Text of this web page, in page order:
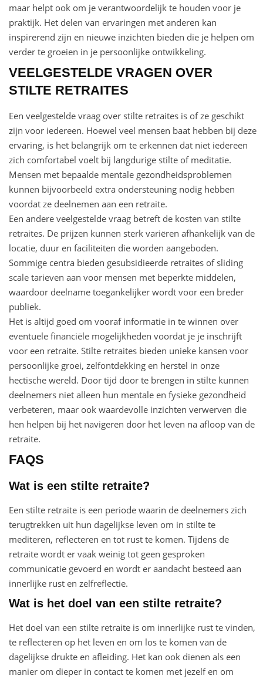
maar helpt ook om je verantwoordelijk te houden voor je
praktijk. Het delen van ervaringen met anderen kan
inspirerend zijn en nieuwe inzichten bieden die je helpen om
verder te groeien in je persoonlijke ontwikkeling.
VEELGESTELDE VRAGEN OVER
STILTE RETRAITES
Een veelgestelde vraag over stilte retraites is of ze geschikt
zijn voor iedereen. Hoewel veel mensen baat hebben bij deze
ervaring, is het belangrijk om te erkennen dat niet iedereen
zich comfortabel voelt bij langdurige stilte of meditatie.
Mensen met bepaalde mentale gezondheidsproblemen
kunnen bijvoorbeeld extra ondersteuning nodig hebben
voordat ze deelnemen aan een retraite.
Een andere veelgestelde vraag betreft de kosten van stilte
retraites. De prijzen kunnen sterk variëren afhankelijk van de
locatie, duur en faciliteiten die worden aangeboden.
Sommige centra bieden gesubsidieerde retraites of sliding
scale tarieven aan voor mensen met beperkte middelen,
waardoor deelname toegankelijker wordt voor een breder
publiek.
Het is altijd goed om vooraf informatie in te winnen over
eventuele financiële mogelijkheden voordat je je inschrijft
voor een retraite. Stilte retraites bieden unieke kansen voor
persoonlijke groei, zelfontdekking en herstel in onze
hectische wereld. Door tijd door te brengen in stilte kunnen
deelnemers niet alleen hun mentale en fysieke gezondheid
verbeteren, maar ook waardevolle inzichten verwerven die
hen helpen bij het navigeren door het leven na afloop van de
retraite.
FAQS
Wat is een stilte retraite?
Een stilte retraite is een periode waarin de deelnemers zich
terugtrekken uit hun dagelijkse leven om in stilte te
mediteren, reflecteren en tot rust te komen. Tijdens de
retraite wordt er vaak weinig tot geen gesproken
communicatie gevoerd en wordt er aandacht besteed aan
innerlijke rust en zelfreflectie.
Wat is het doel van een stilte retraite?
Het doel van een stilte retraite is om innerlijke rust te vinden,
te reflecteren op het leven en om los te komen van de
dagelijkse drukte en afleiding. Het kan ook dienen als een
manier om dieper in contact te komen met jezelf en om